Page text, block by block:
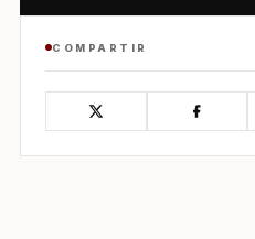
COMPARTIR